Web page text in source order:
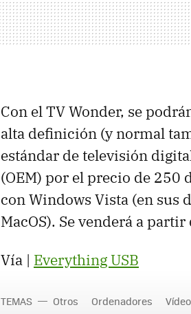
Con el TV Wonder, se
alta definición (y normal
estándar de televisión
(OEM) por el precio de 250
con Windows Vista (en sus
MacOS). Se venderá a
Vía | Everything USB
TEMAS Otros Ordenadores